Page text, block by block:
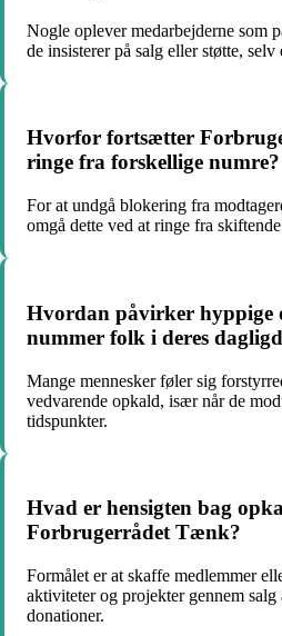
Nogle oplever medarbejderne som
de insisterer på salg eller støtte, selv
Hvorfor fortsætter
ringe fra forskellige numre?
For at undgå blokering fra
omgå dette ved at ringe fra
Hvordan påvirker hyppige
nummer folk i deres
Mange mennesker føler sig
vedvarende opkald, især når de
tidspunkter.
Hvad er hensigten bag
Forbrugerrådet Tænk?
Formålet er at skaffe medlemmer
aktiviteter og projekter gennem salg
donationer.